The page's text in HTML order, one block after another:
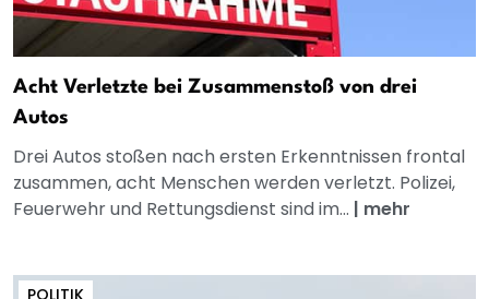
Acht Verletzte bei Zusammenstoß von drei
Autos
Drei Autos stoßen nach ersten Erkenntnissen frontal
zusammen, acht Menschen werden verletzt. Polizei,
Feuerwehr und Rettungsdienst sind im... | mehr